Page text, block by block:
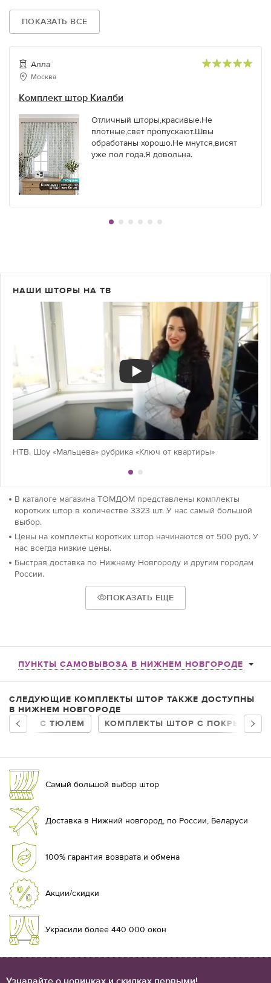
ПОКАЗАТЬ ВСЕ
Алла
Москва
Комплект штор Киалби
Отличный шторы,красивые.Не
плотные,свет пропускают.Швы
обработаны хорошо.Не мнутся,висят
уже пол года.Я довольна.
НАШИ ШТОРЫ НА ТВ
НТВ. Шоу «Мальцева» рубрика «Ключ от квартиры»
В каталоге магазина ТОМДОМ представлены комплекты
коротких штор в количестве 3323 шт. У нас самый большой
выбор.
Цены на комплекты коротких штор начинаются от 500 руб. У
нас всегда низкие цены.
Быстрая доставка по Нижнему Новгороду и другим городам
России.
ПОКАЗАТЬ ЕЩЕ
ПУНКТЫ САМОВЫВОЗА В НИЖНЕМ НОВГОРОДЕ
СЛЕДУЮЩИЕ КОМПЛЕКТЫ ШТОР ТАКЖЕ ДОСТУПНЫ
В НИЖНЕМ НОВГОРОДЕ
С ТЮЛЕМ
КОМПЛЕКТЫ ШТОР С
Самый большой выбор штор
Доставка в Нижний новгород, по России, Беларуси
100% гарантия возврата и обмена
Акции/скидки
Украсили более 440 000 окон